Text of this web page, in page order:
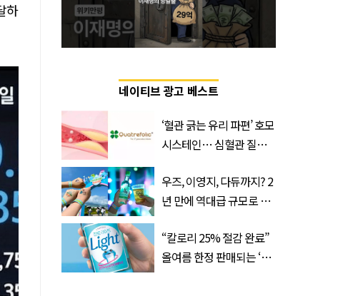
하
네이티브 광고 베스트
‘혈관 긁는 유리 파편’ 호모
시스테인… 심혈관 질환
우즈, 이영지, 다듀까지? 2
년 만에 역대급 규모로 돌
벌’
“칼로리 25% 절감 완료”
올여름 한정 판매되는 ‘최